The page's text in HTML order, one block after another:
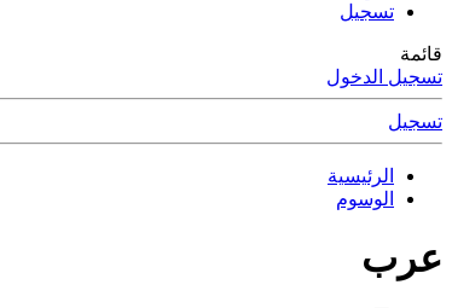
تسجيل
قائمة
تسجيل الدخول
تسجيل
الرئيسية
الوسوم
عرب